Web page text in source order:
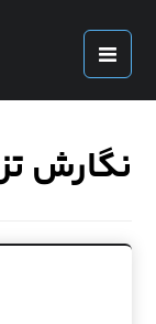
نگارش